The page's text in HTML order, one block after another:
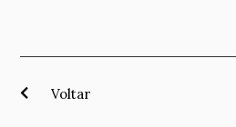
Voltar